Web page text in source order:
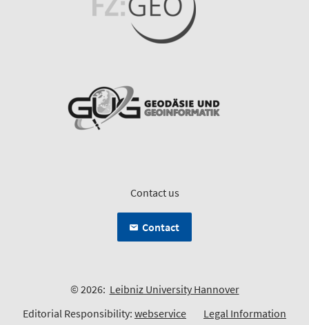
Contact us
Contact
© 2026: Leibniz University Hannover
Editorial Responsibility: webservice Legal Information